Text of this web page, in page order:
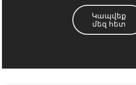
Կապվեք
մեզ հետ